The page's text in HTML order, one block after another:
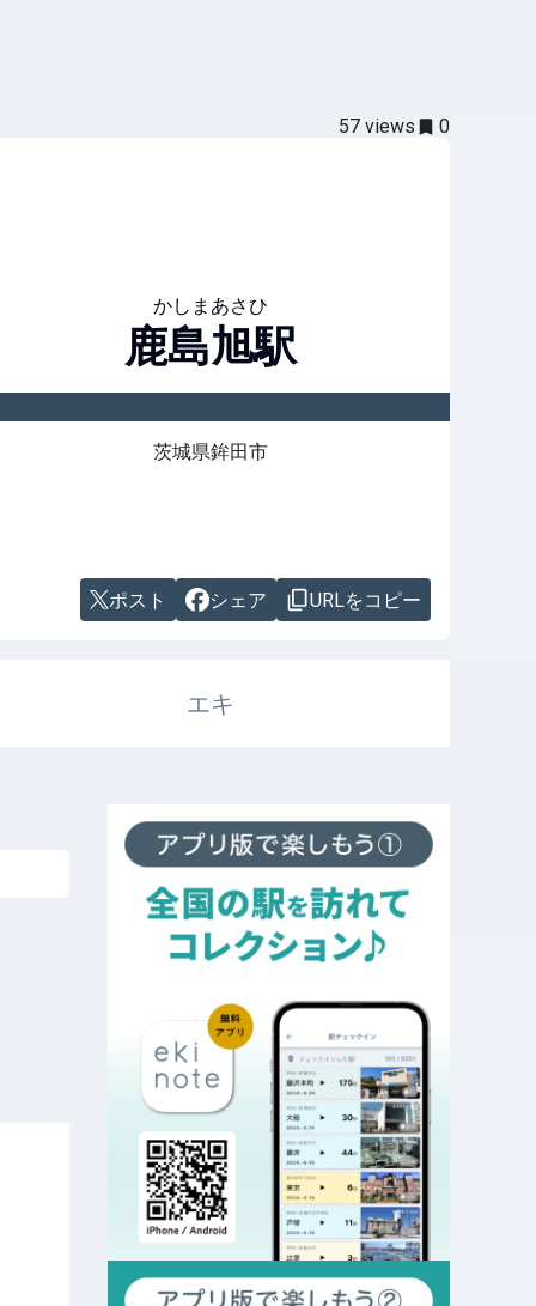
57 views 0
かしまあさひ
鹿島旭駅
茨城県鉾田市
ポスト シェア URLをコピー
エキ